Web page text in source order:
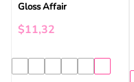
Gloss Affair
$11,32